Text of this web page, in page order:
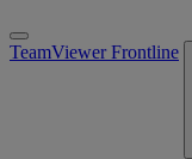
TeamViewer Frontline